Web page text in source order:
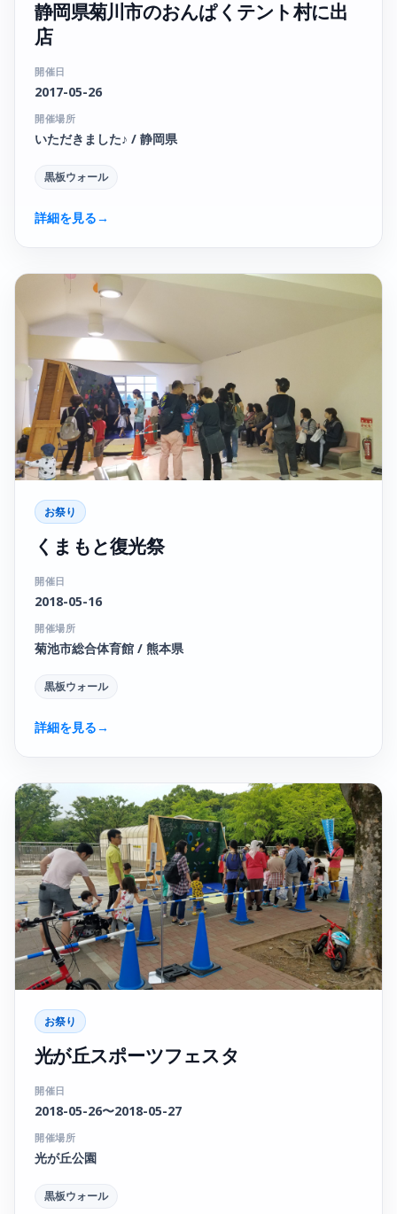
静岡県菊川市のおんぱくテント村に出
店
開催日
2017-05-26
開催場所
いただきました♪ / 静岡県
黒板ウォール
詳細を見る→
お祭り
くまもと復光祭
開催日
2018-05-16
開催場所
菊池市総合体育館 / 熊本県
黒板ウォール
詳細を見る→
お祭り
光が丘スポーツフェスタ
開催日
2018-05-26〜2018-05-27
開催場所
光が丘公園
黒板ウォール